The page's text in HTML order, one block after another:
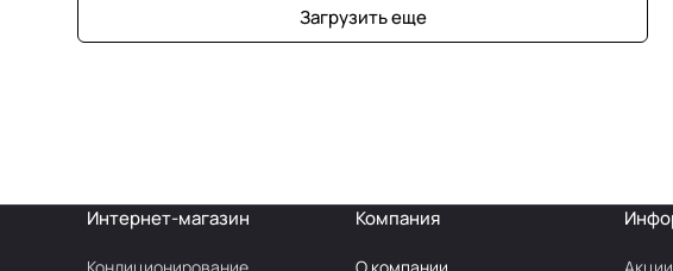
Загрузить еще
Интернет-магазин Компания